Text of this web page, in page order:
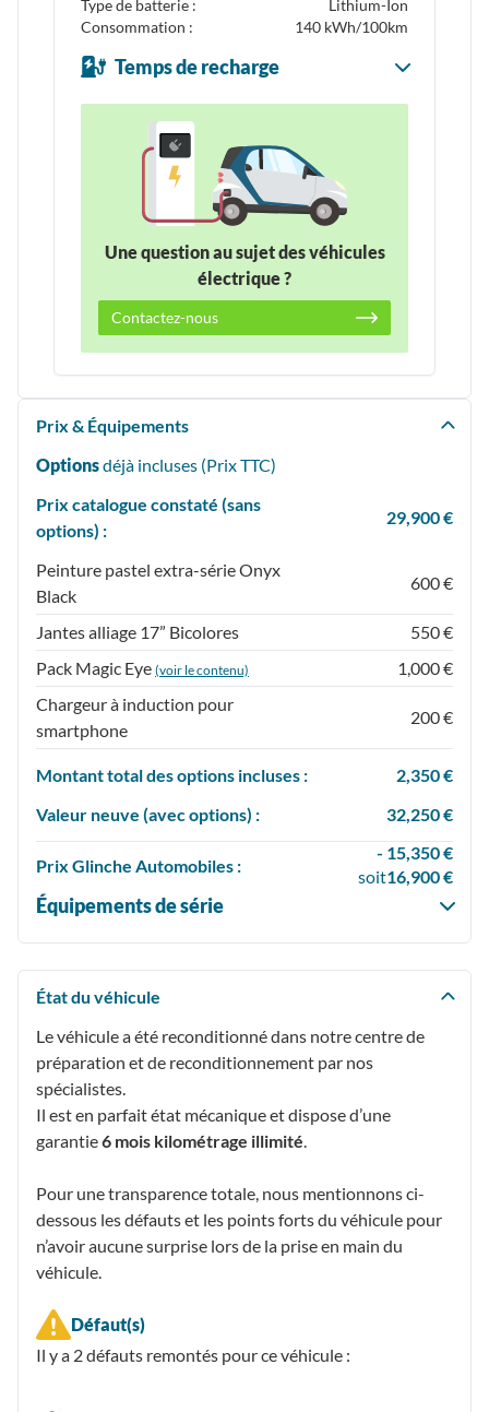
Type de batterie :
Lithium-Ion
Consommation :
140 kWh/100km
Temps de recharge
Une question au sujet des véhicules
électrique ?
Contactez-nous
Prix & Équipements
Optionsdéjà incluses (PrixTTC)
Prix catalogue constaté (sans
options) :
29,900 €
Peinture pastel extra-série Onyx
Black
600 €
Jantes alliage 17” Bicolores
550 €
Pack Magic Eye (voir le contenu)
1,000 €
Chargeur à induction pour
smartphone
200 €
Montant total des options incluses :
2,350 €
Valeur neuve (avec options) :
32,250 €
Prix Glinche Automobiles :
- 15,350 €
soit16,900 €
Équipements de série
État du véhicule
Le véhicule a été reconditionné dans notre centre de
préparation et de reconditionnement par nos
spécialistes.
Il est en parfait état mécanique et dispose d’une
garantie6 mois kilométrage illimité.
Pour une transparence totale, nous mentionnons ci-
dessous les défauts et les points forts du véhicule pour
n’avoir aucune surprise lors de la prise en main du
véhicule.
Défaut(s)
Il y a 2défauts remontés pour ce véhicule :